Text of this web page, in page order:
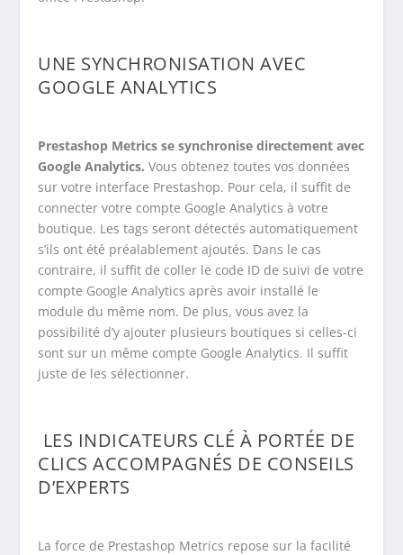
UNE SYNCHRONISATION AVEC
GOOGLE ANALYTICS
Prestashop Metrics se synchronise directement avec
Google Analytics. Vous obtenez toutes vos données
sur votre interface Prestashop. Pour cela, il suffit de
connecter votre compte Google Analytics à votre
boutique. Les tags seront détectés automatiquement
s’ils ont été préalablement ajoutés. Dans le cas
contraire, il suffit de coller le code ID de suivi de votre
compte Google Analytics après avoir installé le
module du même nom. De plus, vous avez la
possibilité d’y ajouter plusieurs boutiques si celles-ci
sont sur un même compte Google Analytics. Il suffit
juste de les sélectionner.
LES INDICATEURS CLÉ À PORTÉE DE
CLICS ACCOMPAGNÉS DE CONSEILS
D’EXPERTS
La force de Prestashop Metrics repose sur la facilité